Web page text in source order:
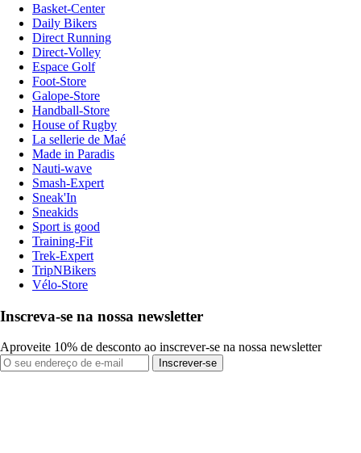
Basket-Center
Daily Bikers
Direct Running
Direct-Volley
Espace Golf
Foot-Store
Galope-Store
Handball-Store
House of Rugby
La sellerie de Maé
Made in Paradis
Nauti-wave
Smash-Expert
Sneak'In
Sneakids
Sport is good
Training-Fit
Trek-Expert
TripNBikers
Vélo-Store
Inscreva-se na nossa newsletter
Aproveite 10% de desconto ao inscrever-se na nossa newsletter
Inscrever-se